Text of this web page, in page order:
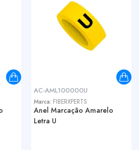
AC-AML100000U
Marca: FIBERXPERTS
Anel Marcação Amarelo
Letra U